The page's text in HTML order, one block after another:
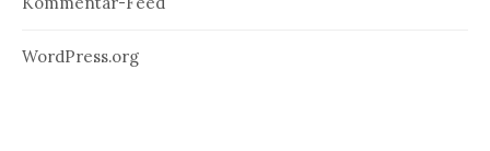
WordPress.org